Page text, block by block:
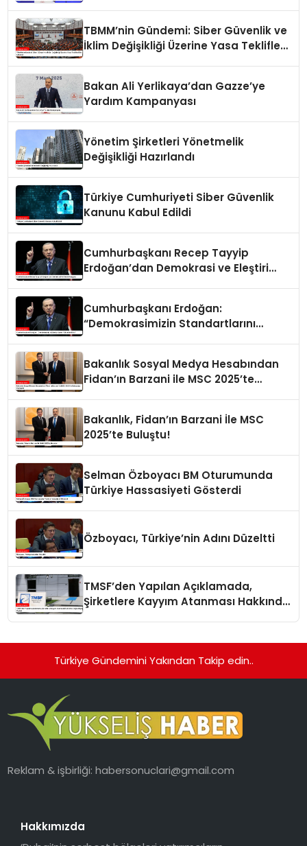
TBMM’nin Gündemi: Siber Güvenlik ve
İklim Değişikliği Üzerine Yasa Teklifleri
Bakan Ali Yerlikaya’dan Gazze’ye
Yardım Kampanyası
Yönetim Şirketleri Yönetmelik
Değişikliği Hazırlandı
Türkiye Cumhuriyeti Siber Güvenlik
Kanunu Kabul Edildi
Cumhurbaşkanı Recep Tayyip
Erdoğan’dan Demokrasi ve Eleştiri
Cumhurbaşkanı Erdoğan:
“Demokrasimizin Standartlarını
Bakanlık Sosyal Medya Hesabından
Fidan’ın Barzani ile MSC 2025’te
Bakanlık, Fidan’ın Barzani İle MSC
2025’te Buluştu!
Selman Özboyacı BM Oturumunda
Türkiye Hassasiyeti Gösterdi
Özboyacı, Türkiye’nin Adını Düzeltti
TMSF’den Yapılan Açıklamada,
Şirketlere Kayyım Atanması Hakkında
Türkiye Gündemini Yakından Takip edin..
Reklam & işbirliği:habersonuclari@gmail.com
Hakkımızda